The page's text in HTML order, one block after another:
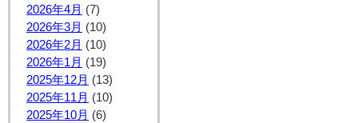
2026年4月 (7)
2026年3月 (10)
2026年2月 (10)
2026年1月 (19)
2025年12月 (13)
2025年11月 (10)
2025年10月 (6)